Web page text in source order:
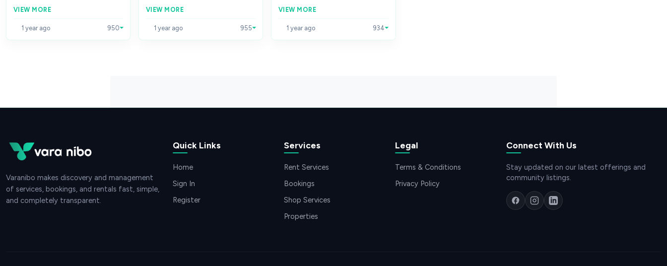
VIEW MORE
1 year ago 950
VIEW MORE
1 year ago 955
VIEW MORE
1 year ago 934
Varanibo makes discovery and management
of services, bookings, and rentals fast, simple,
and completely transparent.
Quick Links
Home
Sign In
Register
Services
Rent Services
Bookings
Shop Services
Properties
Legal
Terms & Conditions
Privacy Policy
Connect With Us
Stay updated on our latest offerings and
community listings.